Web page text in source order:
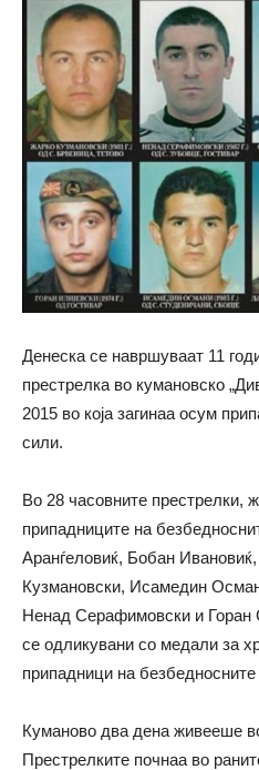
Денеска се навршуваат 11
престрелка во кумановско
2015 во која загинаа осум
сили.
Во 28 часовните престрелки,
припадниците на
Аранѓеловиќ, Бобан
Кузмановски, Исамедин
Ненад Серафимовски и Горан
се одликувани со медали за
припадници на
Куманово два дена живееше
Престрелките почнаа во